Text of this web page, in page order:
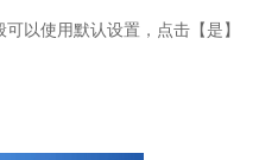
以使用默认设置，点击【是】